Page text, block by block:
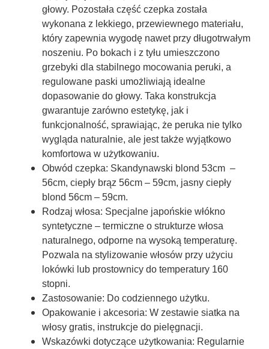
głowy. Pozostała część czepka została
wykonana z lekkiego, przewiewnego materiału,
który zapewnia wygodę nawet przy długotrwałym
noszeniu. Po bokach i z tyłu umieszczono
grzebyki dla stabilnego mocowania peruki, a
regulowane paski umożliwiają idealne
dopasowanie do głowy. Taka konstrukcja
gwarantuje zarówno estetykę, jak i
funkcjonalność, sprawiając, że peruka nie tylko
wygląda naturalnie, ale jest także wyjątkowo
komfortowa w użytkowaniu.
Obwód czepka: Skandynawski blond 53cm –
56cm, ciepły brąz 56cm – 59cm, jasny ciepły
blond 56cm – 59cm.
Rodzaj włosa: Specjalne japońskie włókno
syntetyczne – termiczne o strukturze włosa
naturalnego, odporne na wysoką temperaturę.
Pozwala na stylizowanie włosów przy użyciu
lokówki lub prostownicy do temperatury 160
stopni.
Zastosowanie: Do codziennego użytku.
Opakowanie i akcesoria: W zestawie siatka na
włosy gratis, instrukcje do pielęgnacji.
Wskazówki dotyczące użytkowania: Regularnie